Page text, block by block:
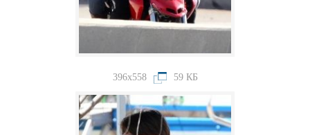
396x558 59 КБ